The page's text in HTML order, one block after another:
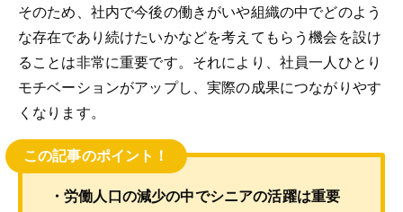
そのため、社内で今後の働きがいや組織の中でどのよう
な存在であり続けたいかなどを考えてもらう機会を設け
ることは非常に重要です。それにより、社員一人ひとり
モチベーションがアップし、実際の成果につながりやす
くなります。
この記事のポイント！
・労働人口の減少の中でシニアの活躍は重要